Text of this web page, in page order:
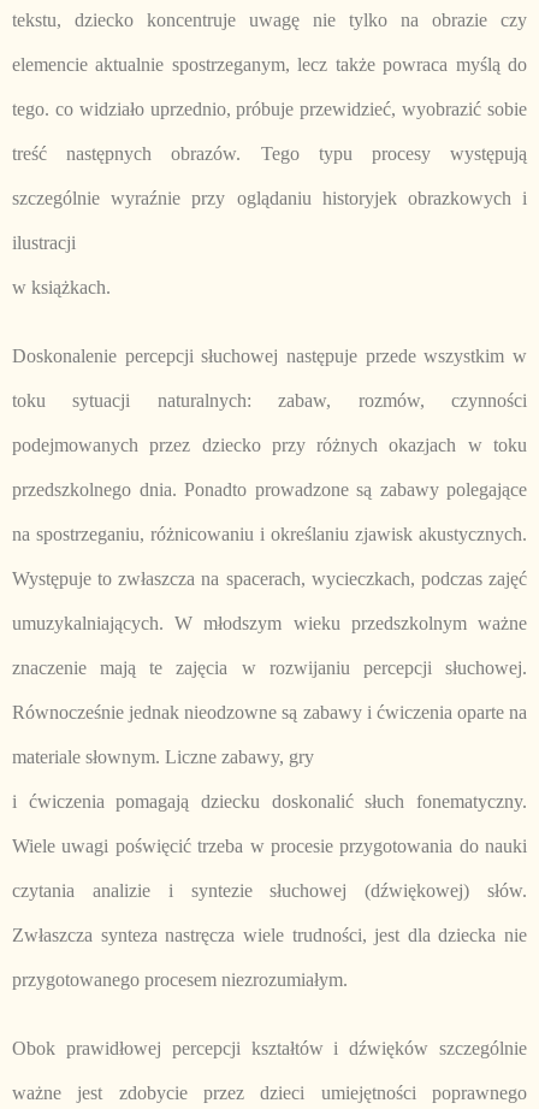
tekstu, dziecko koncentruje uwagę nie tylko na obrazie czy
elemencie aktualnie spostrzeganym, lecz także powraca myślą do
tego. co widziało uprzednio, próbuje przewidzieć, wyobrazić sobie
treść następnych obrazów. Tego typu procesy występują
szczególnie wyraźnie przy oglądaniu historyjek obrazkowych i
ilustracji
w książkach.
Doskonalenie percepcji słuchowej następuje przede wszystkim w
toku sytuacji naturalnych: zabaw, rozmów, czynności
podejmowanych przez dziecko przy różnych okazjach w toku
przedszkolnego dnia. Ponadto prowadzone są zabawy polegające
na spostrzeganiu, różnicowaniu i określaniu zjawisk akustycznych.
Występuje to zwłaszcza na spacerach, wycieczkach, podczas zajęć
umuzykalniających. W młodszym wieku przedszkolnym ważne
znaczenie mają te zajęcia w rozwijaniu percepcji słuchowej.
Równocześnie jednak nieodzowne są zabawy i ćwiczenia oparte na
materiale słownym. Liczne zabawy, gry
i ćwiczenia pomagają dziecku doskonalić słuch fonematyczny.
Wiele uwagi poświęcić trzeba w procesie przygotowania do nauki
czytania analizie i syntezie słuchowej (dźwiękowej) słów.
Zwłaszcza synteza nastręcza wiele trudności, jest dla dziecka nie
przygotowanego procesem niezrozumiałym.
Obok prawidłowej percepcji kształtów i dźwięków szczególnie
ważne jest zdobycie przez dzieci umiejętności poprawnego